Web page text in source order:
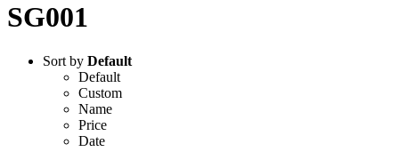
SG001
Sort by Default
Default
Custom
Name
Price
Date